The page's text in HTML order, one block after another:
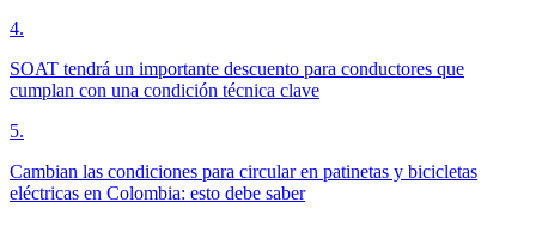
4.
SOAT tendrá un importante descuento para conductores que
cumplan con una condición técnica clave
5.
Cambian las condiciones para circular en patinetas y bicicletas
eléctricas en Colombia: esto debe saber